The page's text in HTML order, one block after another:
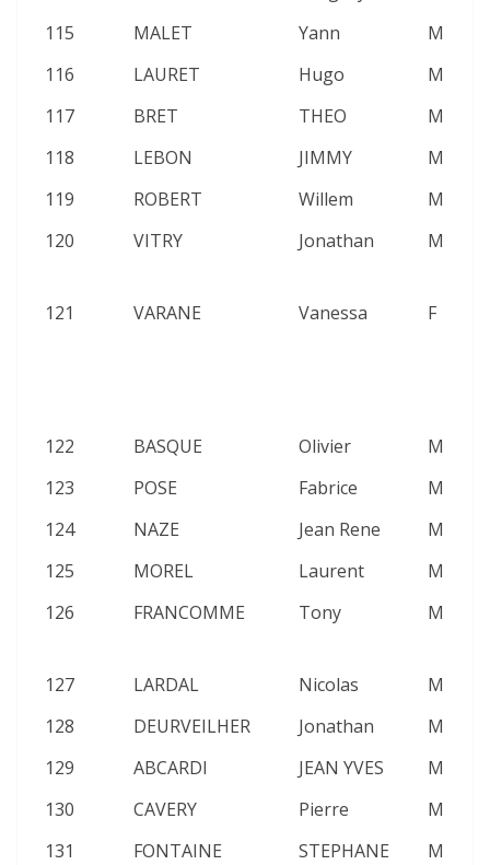
115
MALET Yann M
116
LAURET Hugo M
117
BRET THEO M
118
LEBON JIMMY M
119
ROBERT Willem M
120
VITRY Jonathan M
121 VARANE Vanessa F
122 BASQUE Olivier M
123
POSE Fabrice M
124
NAZE Jean Rene M
125
MOREL Laurent M
126
FRANCOMME Tony M
127 LARDAL Nicolas M
128
DEURVEILHER Jonathan M
129
ABCARDI JEAN YVES M
130
CAVERY Pierre M
131
FONTAINE STEPHANE M